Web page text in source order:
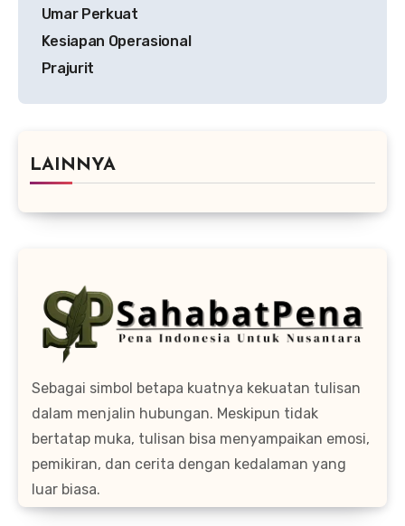
Umar Perkuat
Kesiapan Operasional
Prajurit
LAINNYA
Sebagai simbol betapa kuatnya kekuatan tulisan
dalam menjalin hubungan. Meskipun tidak
bertatap muka, tulisan bisa menyampaikan emosi,
pemikiran, dan cerita dengan kedalaman yang
luar biasa.